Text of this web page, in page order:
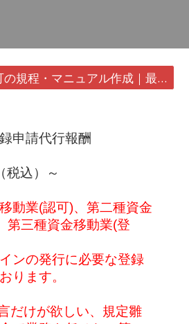
金融等の難関許認可の規程・マニュアル作成｜最短24時間・書類1通から
申請代行報酬
税込）～
動業(認可)、第二種資金
第三種資金移動業(登
ンの発行に必要な登録
ります。
だけが欲しい、規定雛